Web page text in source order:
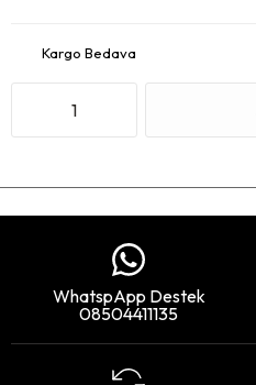
Kargo Bedava
WhatspApp Destek
08504411135